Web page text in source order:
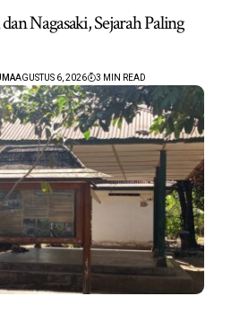
Nagasaki, Sejarah Paling
AGUSTUS 6, 2026 3 MIN READ